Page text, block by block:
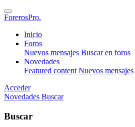
ForerosPro.
Inicio
Foros
Nuevos mensajes Buscar en foros
Novedades
Featured content Nuevos mensajes
Acceder
Novedades Buscar
Buscar